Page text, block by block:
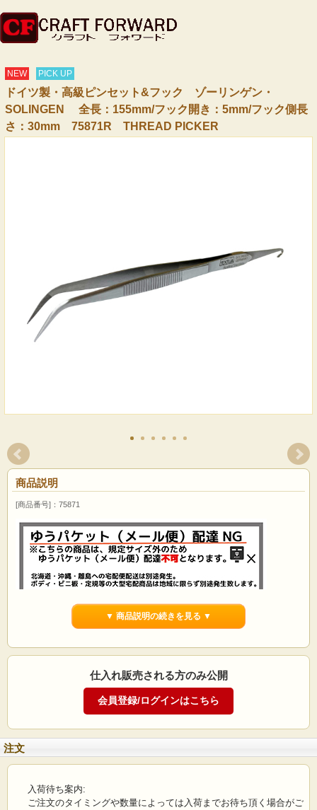
NEW PICK UP
ドイツ製・高級ピンセット&フック ゾーリンゲン・
SOLINGEN 全長：155mm/フック開き：5mm/フック側長
さ：30mm 75871R THREAD PICKER
商品説明
[商品番号]：75871
ドイツ製・高級ピンセット&フック ゾーリンゲン・
ク側長さ：30mm 75871R THREAD PICKER
ドイツの高級刃物製造が最も盛んな町・ゾーリンゲン市発祥のピンセット＆フッ
手作りで精度も非常に高く、先端の噛み合わせも抜群です。
糸をつまむ機能はもちろん、反対側にはフックがついているので縫い目のループ
などに引っかけて取り除いたりと使い方は無限大です。（フック内側は刃物のよ
うに糸をカットできるような刃は付いておりません。）
材質は独自のステンレスを使用し、錆びの心配も無用。
世界中のプロに幅広く愛用されている逸品を是非お試しください。
▼ 商品説明の続きを見る ▼
仕入れ販売される方のみ公開
注文
入荷待ち案内:
ご注文のタイミングや数量によっては入荷までお待ち頂く場合がご